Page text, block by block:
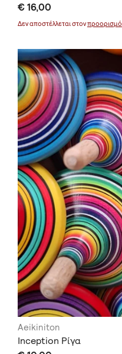
€ 16,00
Δεν αποστέλλεται στονπροορισμό
Aeikiniton
Inception Ρίγα